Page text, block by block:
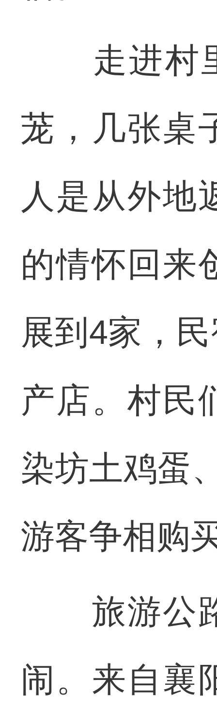
走进村里
茏，几张桌
人是从外地
的情怀回来
展到4家，
产店。村民
染坊土鸡蛋
游客争相购
旅游公路
闹。来自襄